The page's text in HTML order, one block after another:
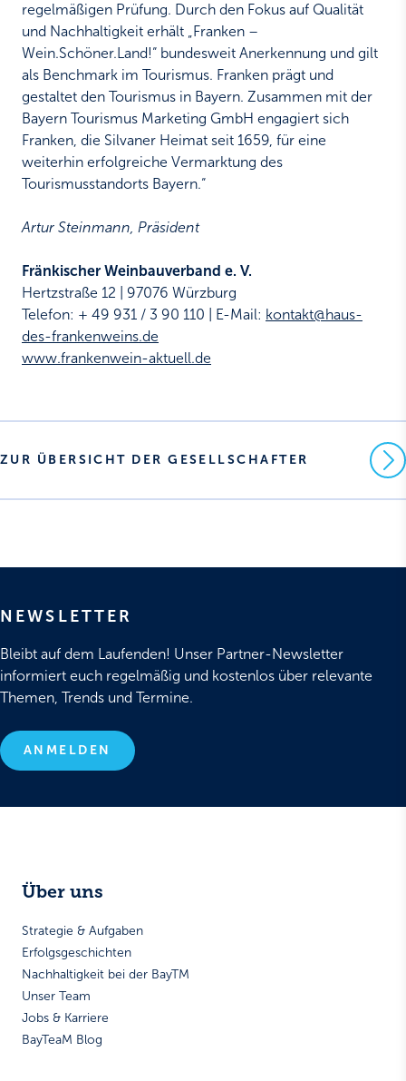
regelmäßigen Prüfung. Durch den Fokus auf Qualität
und Nachhaltigkeit erhält „Franken –
Wein.Schöner.Land!“ bundesweit Anerkennung und gilt
als Benchmark im Tourismus. Franken prägt und
gestaltet den Tourismus in Bayern. Zusammen mit der
Bayern Tourismus Marketing GmbH engagiert sich
Franken, die Silvaner Heimat seit 1659, für eine
weiterhin erfolgreiche Vermarktung des
Tourismusstandorts Bayern.“
Artur Steinmann, Präsident
Fränkischer Weinbauverband e. V.
Hertzstraße 12 | 97076 Würzburg
Telefon: + 49 931 / 3 90 110 | E-Mail: kontakt@haus-
des-frankenweins.de
www.frankenwein-aktuell.de
ZUR ÜBERSICHT DER GESELLSCHAFTER
NEWSLETTER
Bleibt auf dem Laufenden! Unser Partner-Newsletter
informiert euch regelmäßig und kostenlos über relevante
Themen, Trends und Termine.
ANMELDEN
Über uns
Strategie & Aufgaben
Erfolgsgeschichten
Nachhaltigkeit bei der BayTM
Unser Team
Jobs & Karriere
BayTeaM Blog